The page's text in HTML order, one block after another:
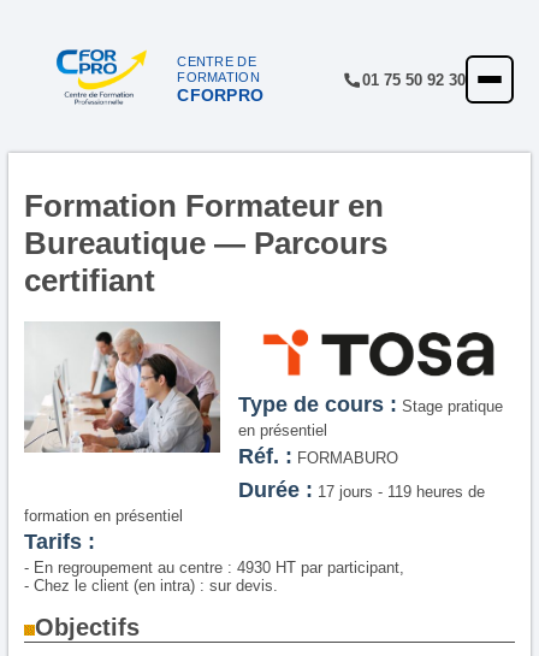
CENTRE DE
FORMATION
CFORPRO
01 75 50 92 30
ACCUEIL
NOTRE OFFRE
FINANCEMENT
INSCRIPTION
Formation Formateur en
Bureautique — Parcours
certifiant
Type de cours : Stage pratique
en présentiel
Réf. : FORMABURO
Durée : 17 jours - 119 heures de
formation en présentiel
Tarifs :
- En regroupement au centre : 4930 HT par participant,
- Chez le client (en intra) : sur devis.
Objectifs